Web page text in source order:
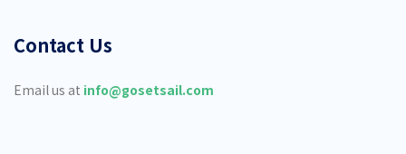
Contact Us
Email us at info@gosetsail.com